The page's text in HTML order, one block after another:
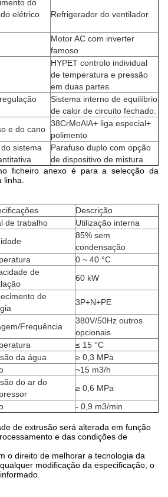
do
elétrico
Refrigerador do ventilador
Motor AC com inverter
famoso
HYPET controlo individual
de temperatura e pressão
em duas partes
Sistema interno de equilíbrio
de calor de circuito fechado.
e do cano
38CrMoAlA+ liga especial+
polimento
sistema
Parafuso duplo com opção
de dispositivo de mistura
ficheiro anexo é para a selecção da
Descrição
de trabalho
Utilização interna
85% sem
condensação
0 ~ 40 °C
de
60 kW
de
3P+N+PE
Frequência
380V/50Hz outros
opcionais
≤ 15 °C
da água
≥ 0,3 MPa
~15 m3/h
do ar do
≥ 0,6 MPa
- 0,9 m3/min
de extrusão será alterada em função
e das condições de
o direito de melhorar a tecnologia da
modificação da especificação, o